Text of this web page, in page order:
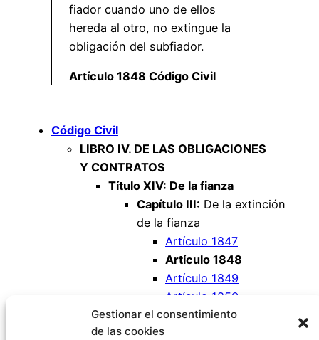
Gestionar el consentimiento
de las cookies
fiador cuando uno de ellos
hereda al otro, no extingue la
obligación del subfiador.
Artículo 1848 Código Civil
Código Civil
LIBRO IV. DE LAS OBLIGACIONES
Y CONTRATOS
Título XIV: De la fianza
Capítulo III: De la extinción
de la fianza
Artículo 1847
Artículo 1848
Artículo 1849
Artículo 1850
Artículo 1851